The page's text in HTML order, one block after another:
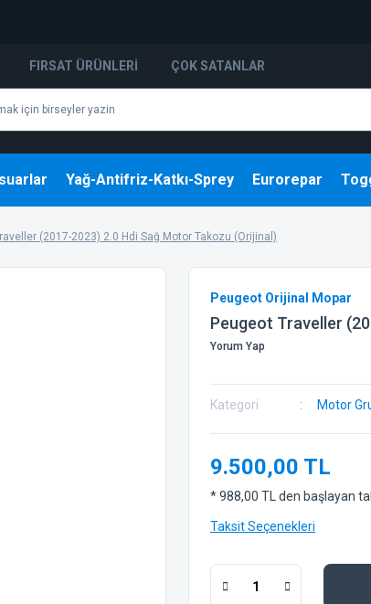
FIRSAT ÜRÜNLERI ÇOK SATANLAR
Yağ-Antifriz-Katkı-Sprey Eurorepar
(2017-2023) 2.0 Hdi Sağ Motor Takozu (Orijinal)
Peugeot Orijinal Mopar
Peugeot Traveller
Yorum Yap
Kategori Motor
9.500,00 TL
* 988,00 TL den başlayan
Taksit Seçenekleri